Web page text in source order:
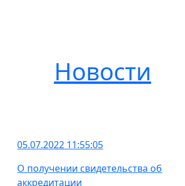
Новости
05.07.2022 11:55:05
О получении свидетельства об
аккредитации